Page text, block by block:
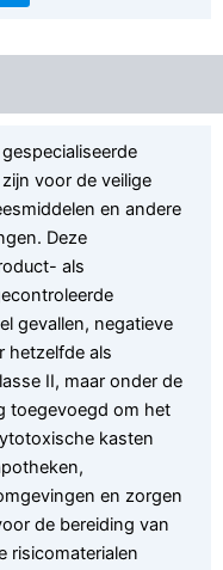
voor de veilige
en andere
Deze
als
gevallen, negatieve
hetzelfde als
II, maar onder de
toegevoegd om het
kasten
en zorgen
de bereiding van
risicomaterialen